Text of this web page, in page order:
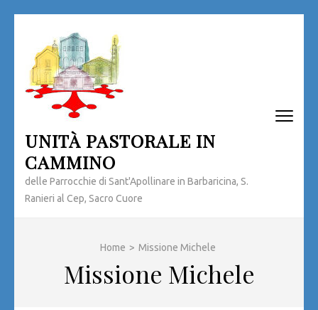
contenuto
(premi
invio)
UNITÀ PASTORALE IN
CAMMINO
delle Parrocchie di Sant'Apollinare in Barbaricina, S.
Ranieri al Cep, Sacro Cuore
Home > Missione Michele
Missione Michele